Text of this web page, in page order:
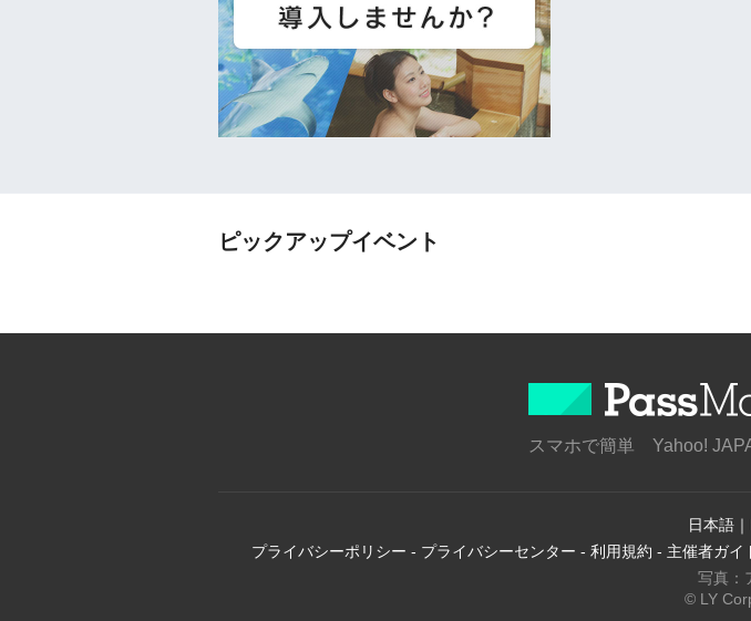
ピックアップイベント
スマホで簡単 Yahoo!
日本語 ｜
プライバシーポリシー - プライバシーセンター - 利用規約 - 主催者ガイ
写真：
© LY